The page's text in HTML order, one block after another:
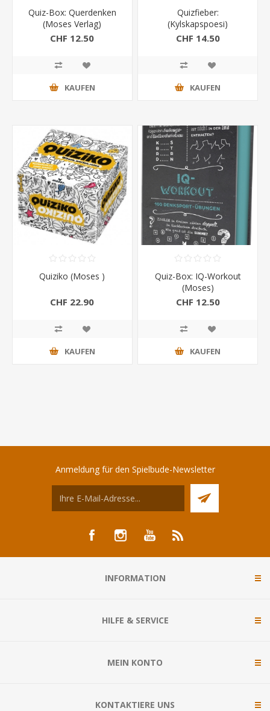
Quiz-Box: Querdenken
(Moses Verlag)
CHF 12.50
KAUFEN
Quizfieber:
(Kylskapspoesi)
CHF 14.50
KAUFEN
Quiziko (Moses )
CHF 22.90
KAUFEN
Quiz-Box: IQ-Workout
(Moses)
CHF 12.50
KAUFEN
Anmeldung für den Spielbude-Newsletter
INFORMATION
HILFE & SERVICE
MEIN KONTO
KONTAKTIERE UNS